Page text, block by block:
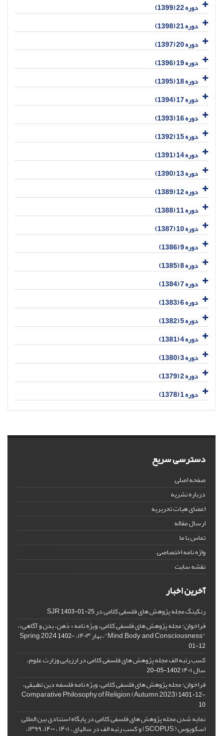
دوره 22 (1399)
دوره 21 (1398)
دوره 20 (1397)
دوره 19 (1396)
دوره 18 (1395)
دوره 17 (1394)
دوره 16 (1393)
دوره 15 (1392)
دوره 14 (1391)
دوره 13 (1390)
دوره 12 (1389)
دوره 11 (1388)
دوره 10 (1387)
دوره 9 (1386)
دوره 8 (1385)
دوره 7 (1384)
دوره 6 (1383)
دوره 5 (1382)
دوره 4 (1381)
دوره 3 (1380)
دوره 2 (1379)
دوره 1 (1378)
دسترسی سریع
صفحه اصلی
درباره نشریه
اعضای هیات تحریریه
ارسال مقاله
تماس با ما
واژه نامه اختصاصی
نقشه سایت
آخرین اخبار
رنکینگ مجله پژوهش های فلسفی کلامی در SJR1403-01-25
فراخوان: مجله پژوهش های فلسفی کلامی، ویژه نامه « ذهن، بدن و آگاهی»،
"Mind, Body, and Consciousness"، بهار ۱۴۰۳، Spring 2024
1402-
01-12
کسب رتبه الف مجله پژوهش های فلسفی کلامی در ارزیابی وزارت علوم،
سال ۱۴۰۱ 1402-05-20
فراخوان: مجله پژوهش های فلسفی کلامی، ویژه نامه فلسفه دین تطبیقی،
,Comparative Philosophy of Religion (Autumn 2023)
1401-12-
10
نمایه شدن مجله پژوهش های فلسفی کلامی در پایگاه استنادی بین المللی
اسکوپوس ( SCOPUS) و کسب رتبه الف در سالهای ، ۱۴۰۱ ، ۱۴۰۰، ۱۳۹۹،